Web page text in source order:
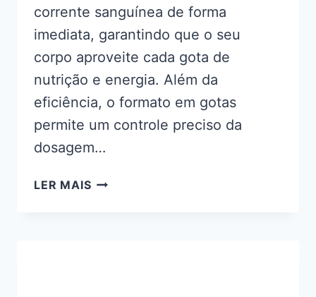
corrente sanguínea de forma
imediata, garantindo que o seu
corpo aproveite cada gota de
nutrição e energia. Além da
eficiência, o formato em gotas
permite um controle preciso da
dosagem…
LER MAISELEFANTOL